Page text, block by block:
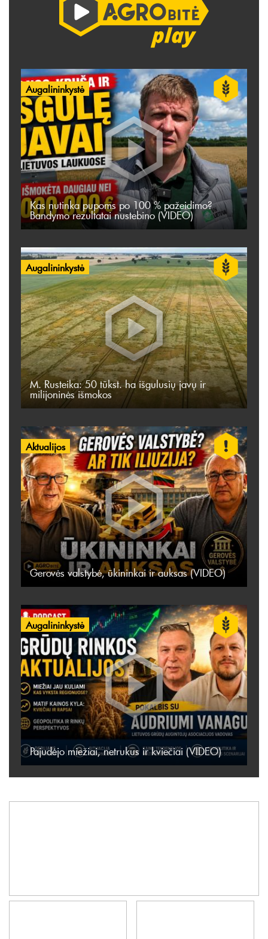
Augalininkystė
Kas nutinka pupoms po 100 % pažeidimo?
Bandymo rezultatai nustebino (VIDEO)
Augalininkystė
M. Rusteika: 50 tūkst. ha išgulusių javų ir
milijoninės išmokos
Aktualijos
Gerovės valstybė, ūkininkai ir auksas (VIDEO)
Augalininkystė
Pajudėjo miežiai, netrukus ir kviečiai (VIDEO)